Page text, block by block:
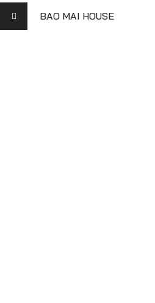
BAO MAI HOUSE